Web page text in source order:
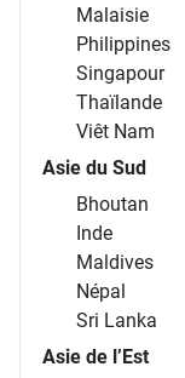
Malaisie
Philippines
Singapour
Thaïlande
Viêt Nam
Asie du Sud
Bhoutan
Inde
Maldives
Népal
Sri Lanka
Asie de l’Est